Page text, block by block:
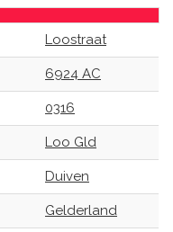
Loostraat
6924 AC
0316
Loo Gld
Duiven
Gelderland